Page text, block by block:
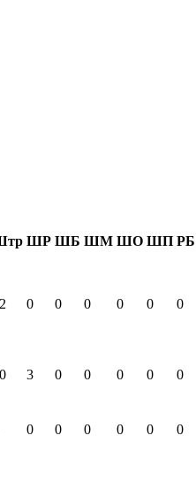
ШР ШБ ШМ ШО ШП РБ
0 0 0 0 0
0
3 0 0 0 0
0
0 0 0 0 0
0